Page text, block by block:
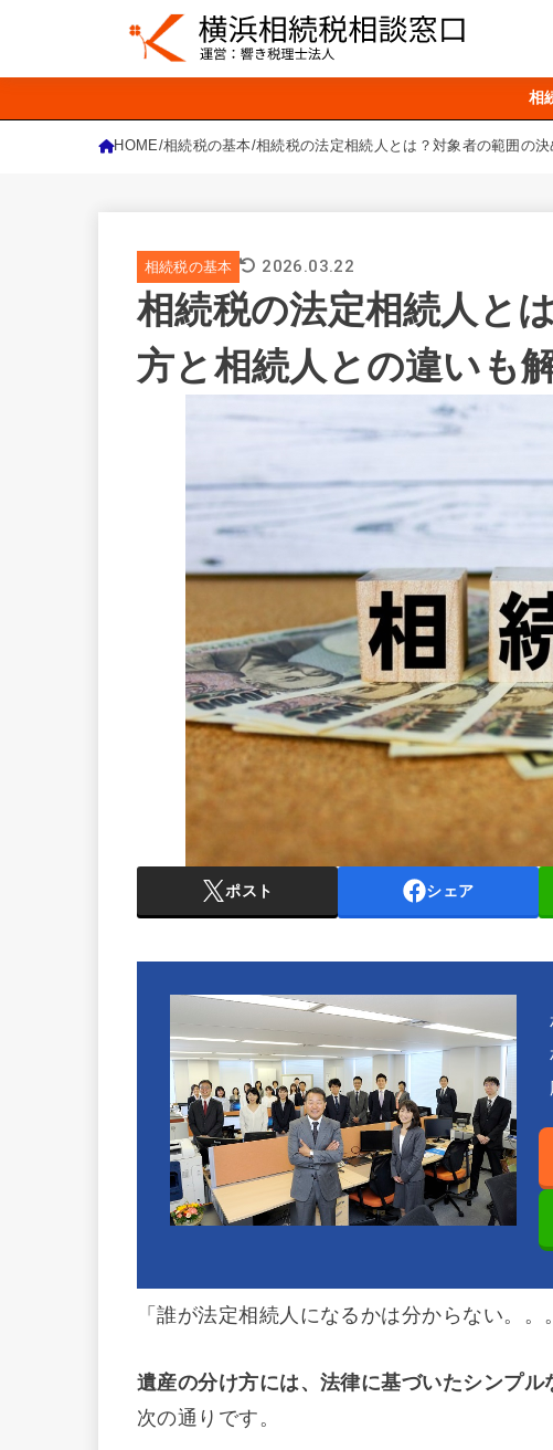
相
HOME 相続税の基本 相続税の法定相続人とは？対象者の範囲の
相続税の基本 2026.03.22
相続税の法定相続人と
方と相続人との違いも
ポスト シェア
「誰が法定相続人になるかは分からない。。
遺産の分け方には、法律に基づいたシンプル
次の通りです。